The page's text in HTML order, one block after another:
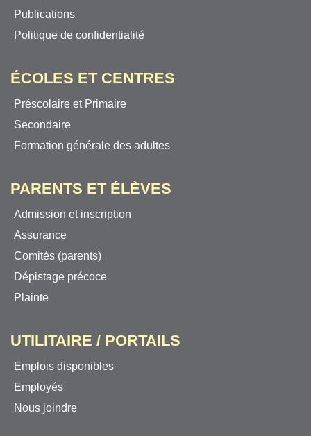
Publications
Politique de confidentialité
ÉCOLES ET CENTRES
Préscolaire et Primaire
Secondaire
Formation générale des adultes
PARENTS ET ÉLÈVES
Admission et inscription
Assurance
Comités (parents)
Dépistage précoce
Plainte
UTILITAIRE / PORTAILS
Emplois disponibles
Employés
Nous joindre